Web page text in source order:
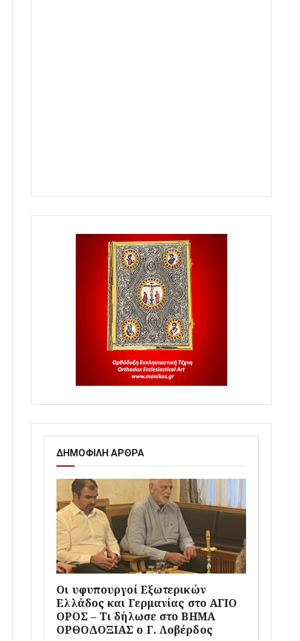
ΔΗΜΟΦΙΛΗ ΑΡΘΡΑ
Οι υφυπουργοί Εξωτερικών
Ελλάδος και Γερμανίας στο ΑΓΙΟ
ΟΡΟΣ – Τι δήλωσε στο ΒΗΜΑ
ΟΡΘΟΔΟΞΙΑΣ ο Γ. Λοβέρδος